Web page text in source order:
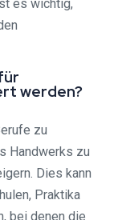
es wichtig,
werden?
zu
Handwerks zu
Dies kann
Praktika
bei denen die